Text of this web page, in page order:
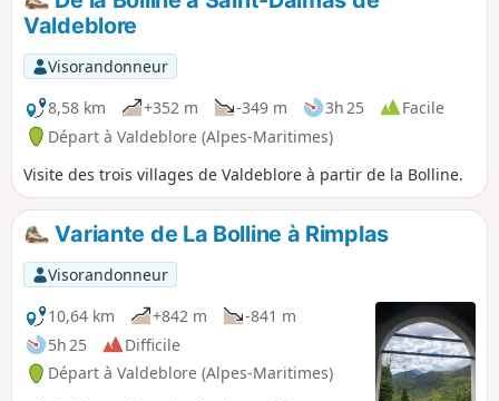
pâturages. Le sentier menant au Col de
Fourches est large, mais très pentu.
Valdeblore
Visorandonneur
8,58 km
+352 m -349 m 3h 25
Facile
Départ à Valdeblore (Alpes-Maritimes)
Visite des trois villages de Valdeblore à partir de la Bolline.
Variante de La Bolline à Rimplas
Visorandonneur
10,64 km
+842 m
-841 m
5h 25
Difficile
Départ à Valdeblore (Alpes-Maritimes)